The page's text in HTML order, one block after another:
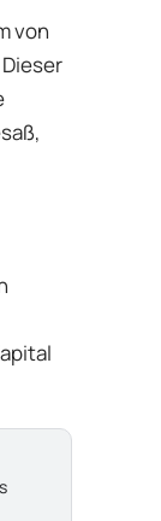
von